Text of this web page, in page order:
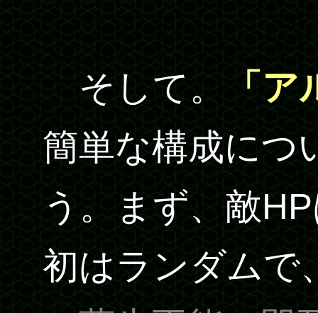
そして。「ア
簡単な構成につ
う。まず、敵
初はランダムで